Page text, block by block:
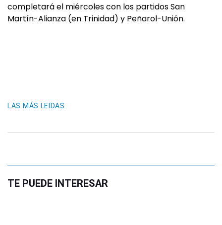
completará el miércoles con los partidos San
Martín-Alianza (en Trinidad) y Peñarol-Unión.
LAS MÁS LEIDAS
TE PUEDE INTERESAR